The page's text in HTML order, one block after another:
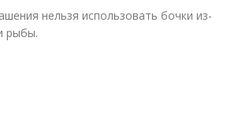
нельзя использовать бочки из-
рыбы.